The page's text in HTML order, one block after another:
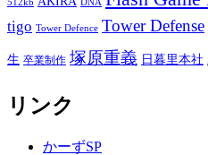
512kb DNA
tigo Tower Defence Tower Defense
生 卒業制作 塚原重義 日暮里本社
リンク
かーずSP